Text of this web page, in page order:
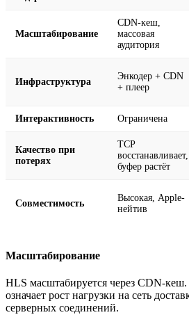
Масштабирование
CDN-кеш,
массовая
аудитория
Инфраструктура
Энкодер + CDN
+ плеер
Интерактивность Ограничена
Качество при
потерях
TCP
восстанавливает,
буфер растёт
Совместимость
Высокая, Apple-
нейтив
Масштабирование
HLS масштабируется через CDN-кеш.
означает рост нагрузки на сеть
серверных соединений.